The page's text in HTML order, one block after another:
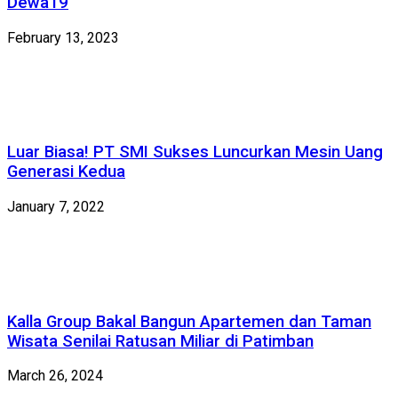
February 13, 2023
Luar Biasa! PT SMI Sukses Luncurkan Mesin Uang
Generasi Kedua
January 7, 2022
Kalla Group Bakal Bangun Apartemen dan Taman
Wisata Senilai Ratusan Miliar di Patimban
March 26, 2024